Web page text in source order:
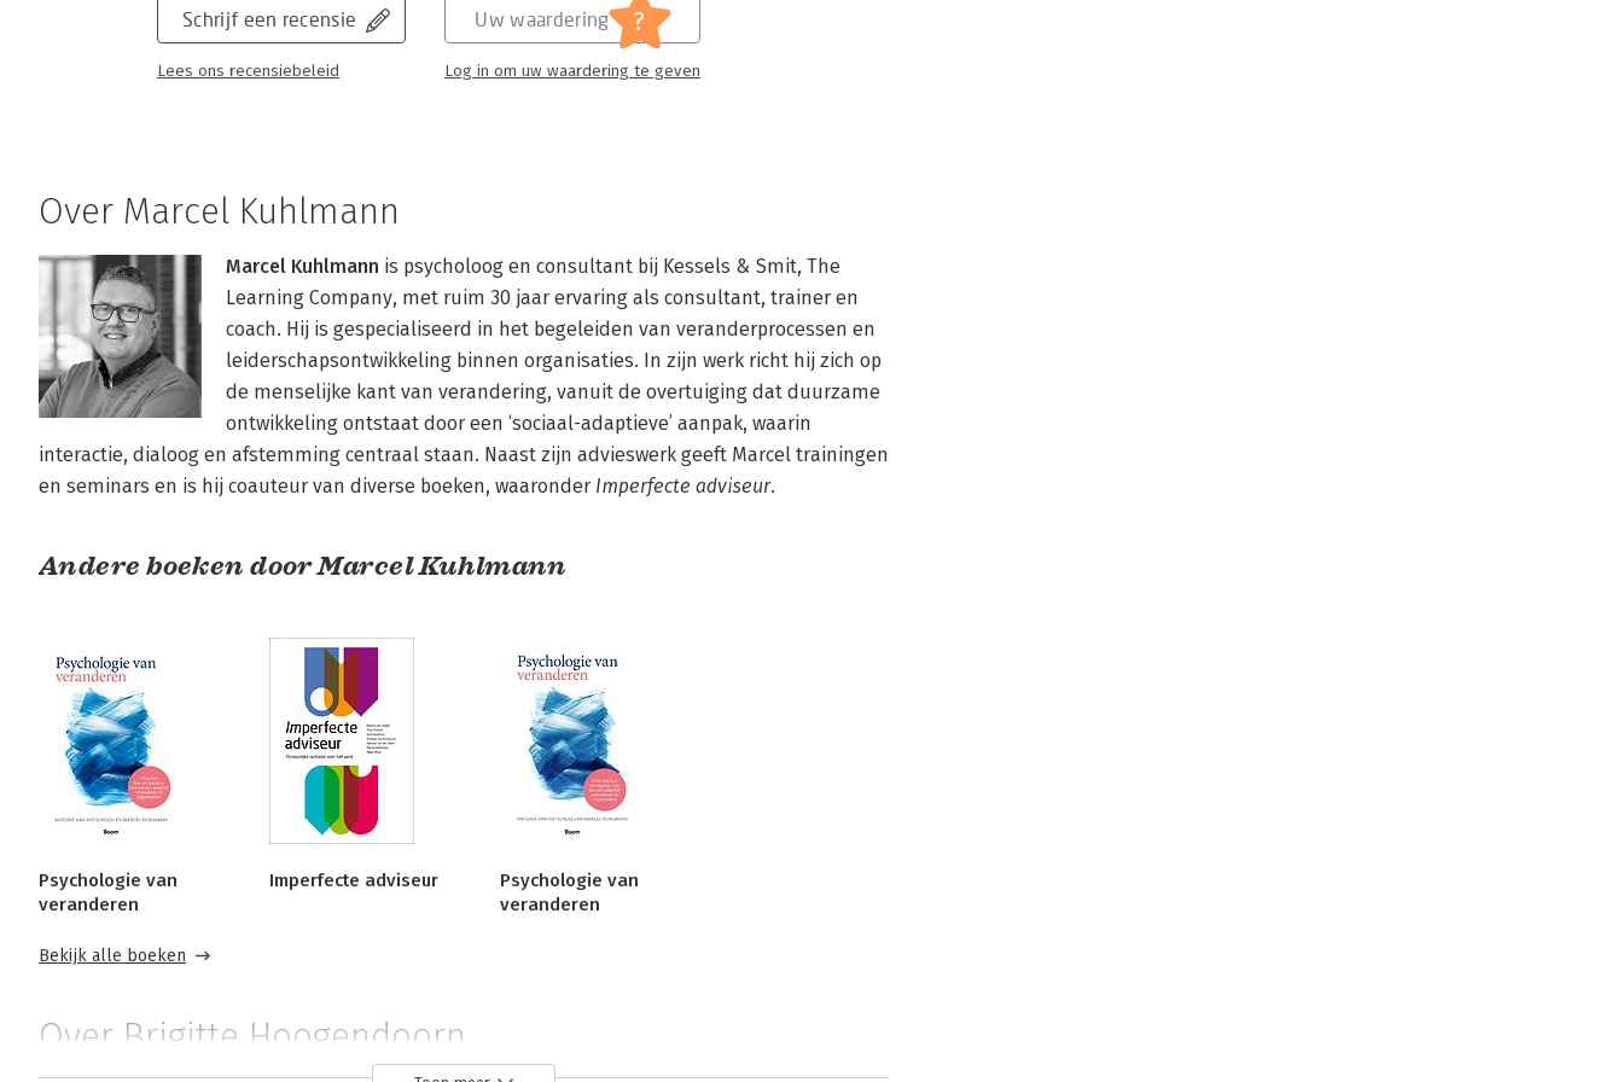
Schrijf een recensie
Lees ons recensiebeleid
Uw waardering ?
Log in om uw waardering te geven
Over Marcel Kuhlmann
Marcel Kuhlmann is psycholoog en consultant bij Kessels & Smit, The
Learning Company, met ruim 30 jaar ervaring als consultant, trainer en
coach. Hij is gespecialiseerd in het begeleiden van veranderprocessen en
leiderschapsontwikkeling binnen organisaties. In zijn werk richt hij zich op
de menselijke kant van verandering, vanuit de overtuiging dat duurzame
ontwikkeling ontstaat door een ‘sociaal-adaptieve’ aanpak, waarin
interactie, dialoog en afstemming centraal staan. Naast zijn advieswerk geeft Marcel trainingen
en seminars en is hij coauteur van diverse boeken, waaronder Imperfecte adviseur.
Andere boeken door Marcel Kuhlmann
Psychologie van
veranderen
Imperfecte adviseur
Psychologie van
veranderen
Bekijk alle boeken
Over Brigitte Hoogendoorn